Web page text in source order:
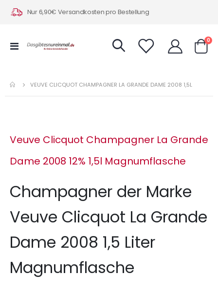
Nur 6,90€ Versandkosten pro Bestellung
Navigation
0
VEUVE CLICQUOT CHAMPAGNER LA GRANDE DAME 2008 1,5L
Veuve Clicquot Champagner La Grande
Dame 2008 12% 1,5l Magnumflasche
Champagner der Marke
Veuve Clicquot La Grande
Dame 2008 1,5 Liter
Magnumflasche